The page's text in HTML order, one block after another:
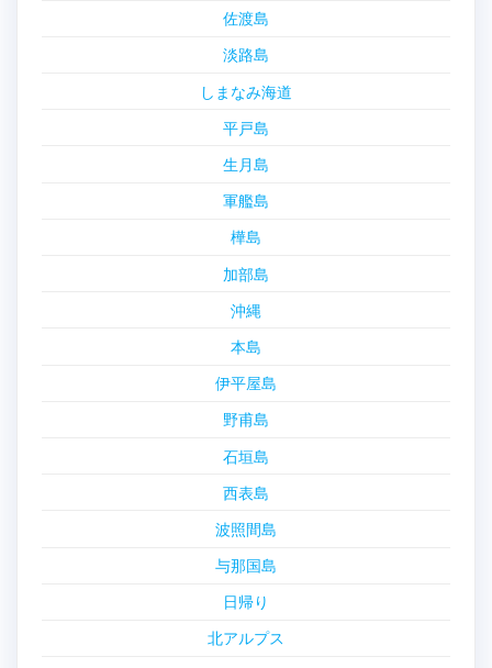
佐渡島
淡路島
しまなみ海道
平戸島
生月島
軍艦島
樺島
加部島
沖縄
本島
伊平屋島
野甫島
石垣島
西表島
波照間島
与那国島
日帰り
北アルプス